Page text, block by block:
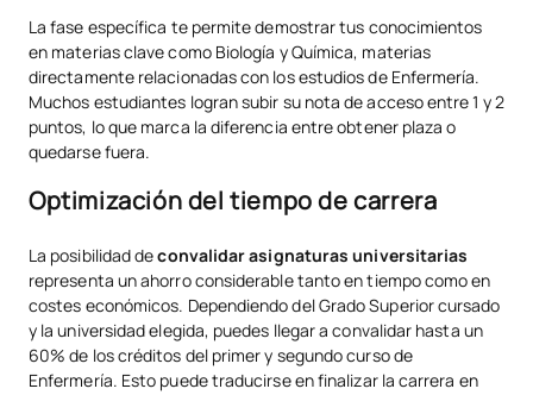
La fase específica te permite demostrar tus conocimientos
en materias clave como Biología y Química, materias
directamente relacionadas con los estudios de Enfermería.
Muchos estudiantes logran subir su nota de acceso entre 1 y 2
puntos, lo que marca la diferencia entre obtener plaza o
quedarse fuera.
Optimización del tiempo de carrera
La posibilidad deconvalidar asignaturas universitarias
representa un ahorro considerable tanto en tiempo como en
costes económicos. Dependiendo del Grado Superior cursado
y la universidad elegida, puedes llegar a convalidar hasta un
60% de los créditos del primer y segundo curso de
Enfermería. Esto puede traducirse en finalizar la carrera en